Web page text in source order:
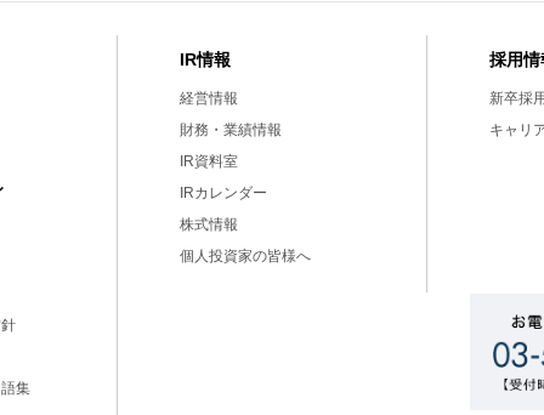
集
IR情報
経営情報
財務・業績情報
IR資料室
IRカレンダー
株式情報
個人投資家の皆様へ
採用情
新卒採
キャリ